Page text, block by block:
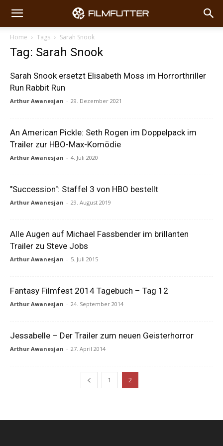
Home Tags Sarah Snook
Tag: Sarah Snook
Sarah Snook ersetzt Elisabeth Moss im Horrorthriller
Run Rabbit Run
Arthur Awanesjan - 29. Dezember 2021
An American Pickle: Seth Rogen im Doppelpack im
Trailer zur HBO-Max-Komödie
Arthur Awanesjan - 4. Juli 2020
"Succession": Staffel 3 von HBO bestellt
Arthur Awanesjan - 29. August 2019
Alle Augen auf Michael Fassbender im brillanten
Trailer zu Steve Jobs
Arthur Awanesjan - 5. Juli 2015
Fantasy Filmfest 2014 Tagebuch – Tag 12
Arthur Awanesjan - 24. September 2014
Jessabelle – Der Trailer zum neuen Geisterhorror
Arthur Awanesjan - 27. April 2014
1 2